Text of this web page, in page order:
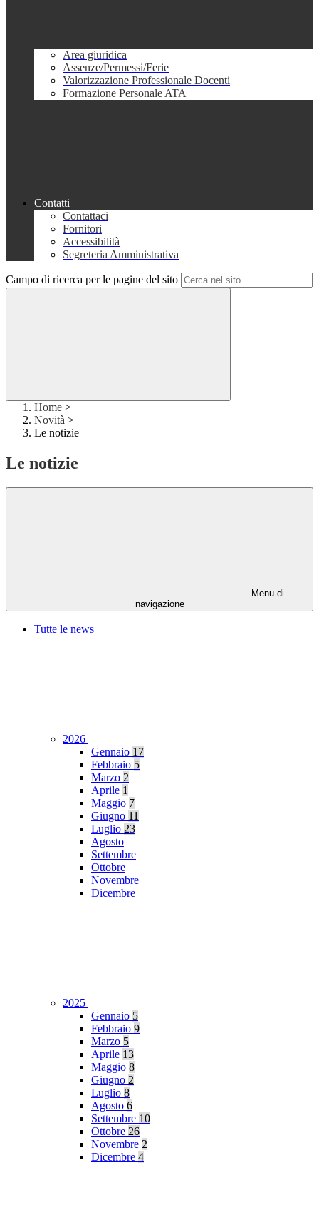
Area giuridica
Assenze/Permessi/Ferie
Valorizzazione Professionale Docenti
Formazione Personale ATA
Contatti
Contattaci
Fornitori
Accessibilità
Segreteria Amministrativa
Campo di ricerca per le pagine del sito
Home >
Novità >
Le notizie
Le notizie
Menu di
navigazione
Tutte le news
2026
Gennaio 17
Febbraio 5
Marzo 2
Aprile 1
Maggio 7
Giugno 11
Luglio 23
Agosto
Settembre
Ottobre
Novembre
Dicembre
2025
Gennaio 5
Febbraio 9
Marzo 5
Aprile 13
Maggio 8
Giugno 2
Luglio 8
Agosto 6
Settembre 10
Ottobre 26
Novembre 2
Dicembre 4